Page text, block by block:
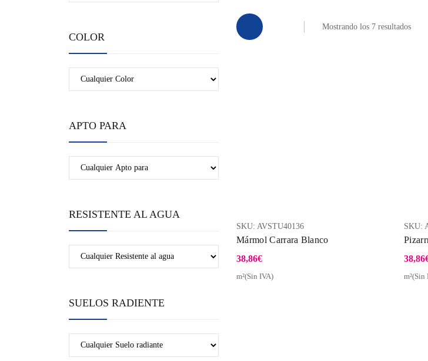
Mostrando los 7 resultados
SKU: AVSTU40136
Mármol Carrara Blanco
38,86€
m²(Sin IVA)
SKU:
38,86
m²(Sin
COLOR
APTO PARA
RESISTENTE AL AGUA
SUELOS RADIENTE